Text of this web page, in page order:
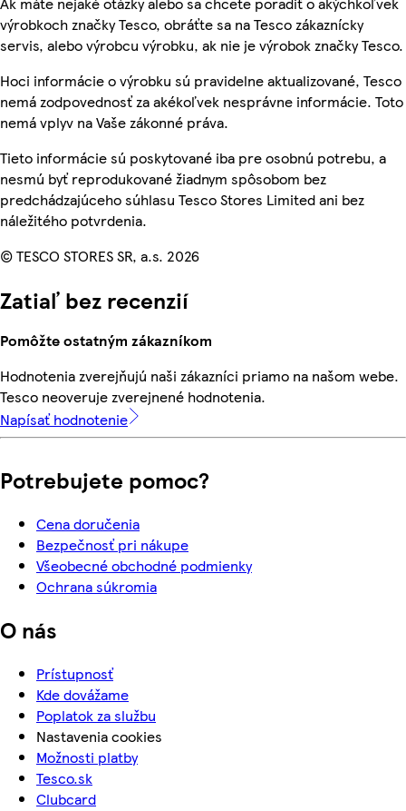
výrobkoch značky Tesco, obráťte sa na Tesco zákaznícky
servis, alebo výrobcu výrobku, ak nie je výrobok značky Tesco.
Hoci informácie o výrobku sú pravidelne aktualizované, Tesco
nemá zodpovednosť za akékoľvek nesprávne informácie. Toto
nemá vplyv na Vaše zákonné práva.
Tieto informácie sú poskytované iba pre osobnú potrebu, a
nesmú byť reprodukované žiadnym spôsobom bez
predchádzajúceho súhlasu Tesco Stores Limited ani bez
náležitého potvrdenia.
© TESCO STORES SR, a.s. 2026
Zatiaľ bez recenzií
Pomôžte ostatným zákazníkom
Hodnotenia zverejňujú naši zákazníci priamo na našom webe.
Tesco neoveruje zverejnené hodnotenia.
Napísať hodnotenie
Potrebujete pomoc?
Cena doručenia
Bezpečnosť pri nákupe
Všeobecné obchodné podmienky
Ochrana súkromia
O nás
Prístupnosť
Kde dovážame
Poplatok za službu
Nastavenia cookies
Možnosti platby
Tesco.sk
Clubcard